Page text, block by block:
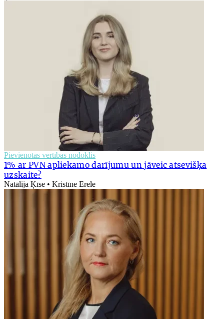
Pievienotās vērtības nodoklis
1% ar PVN apliekamo darījumu un jāveic atsevišķa
uzskaite?
Natālija Ķīse • Kristīne Erele